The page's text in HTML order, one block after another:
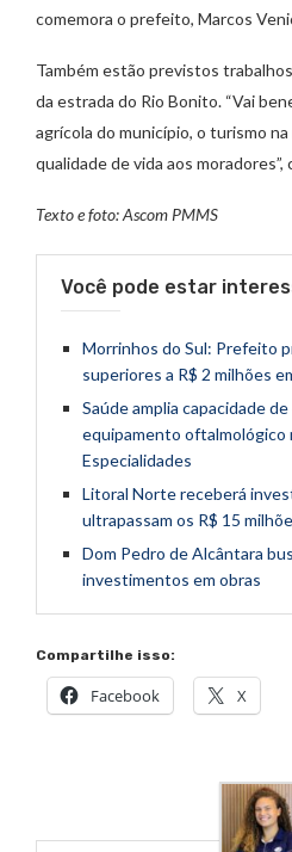
comemora o prefeito, Marcos
Também estão previstos
da estrada do Rio Bonito. “Vai
agrícola do município, o turismo
qualidade de vida aos
Texto e foto: Ascom PMMS
Você pode estar
Morrinhos do Sul: Prefeito
superiores a R$ 2 milhões
Saúde amplia capacidade
equipamento oftalmológico
Especialidades
Litoral Norte receberá
ultrapassam os R$ 15
Dom Pedro de Alcântara
investimentos em obras
Compartilhe isso:
Facebook X